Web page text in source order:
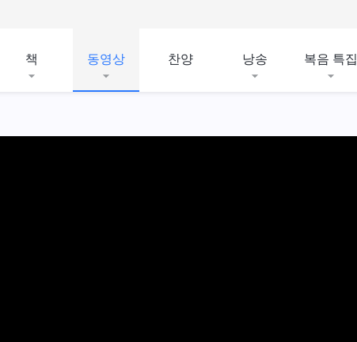
책 동영상 찬양 낭송 복음 특집